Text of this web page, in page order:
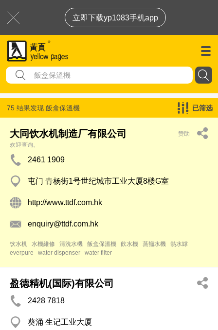
立即下载yp1083手机app
75 结果发现 飯盒保溫機 已筛选
大同饮水机制造厂有限公司
赞助
欢迎查询。
2461 1909
屯门 青杨街1号世纪城市工业大厦8楼G室
http://www.ttdf.com.hk
enquiry@ttdf.com.hk
饮水机 水機維修 清洗水機 飯盒保溫機 飲水機 蒸餾水機
熱水罉
everpure
water dispenser water filter
盈德精机(国际)有限公司
2428 7818
葵涌 生记工业大厦